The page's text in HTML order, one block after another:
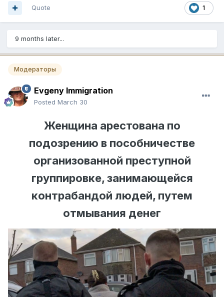
1
Quote
9 months later...
Модераторы
Evgeny Immigration
Posted March 30
Женщина арестована по
подозрению в пособничестве
организованной преступной
группировке, занимающейся
контрабандой людей, путем
отмывания денег